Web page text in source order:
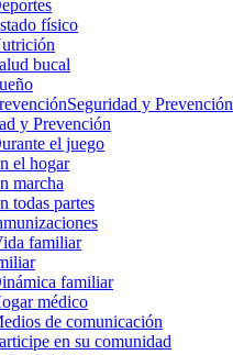
físico
bucal
Seguridad y Prevención
y Prevención
el juego
el hogar
marcha
todas partes
familiar
familiar
médico
de comunicación
en su comunidad